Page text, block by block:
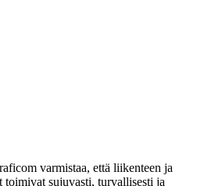
varmistaa, että liikenteen ja
sujuvasti, turvallisesti ja